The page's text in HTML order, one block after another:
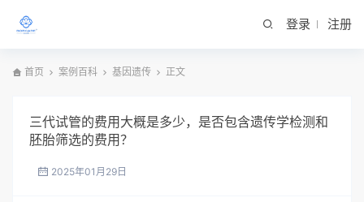
登录 注册
首页 案例百科 基因遗传 正文
三代试管的费用大概是多少，是否包含遗传学检测和
胚胎筛选的费用？
2025年01月29日